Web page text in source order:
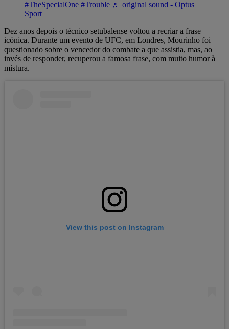
#TheSpecialOne #Trouble ♬ original sound - Optus
Sport
Dez anos depois o técnico setubalense voltou a recriar a frase
icónica. Durante um evento de UFC, em Londres, Mourinho foi
questionado sobre o vencedor do combate a que assistia, mas, ao
invés de responder, recuperou a famosa frase, com muito humor à
mistura.
View this post on Instagram